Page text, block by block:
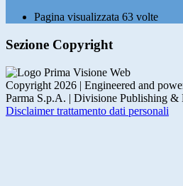
Pagina visualizzata 63 volte
Sezione Copyright
Copyright 2026 | Engineered and
Parma S.p.A. | Divisione Publishing &
Disclaimer trattamento dati personali